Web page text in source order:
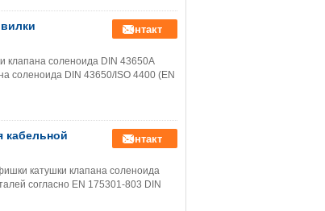
контакт
клапана соленоида DIN 43650A
соленоида DIN 43650/ISO 4400 (EN
кабельной
контакт
катушки клапана соленоида
согласно EN 175301-803 DIN